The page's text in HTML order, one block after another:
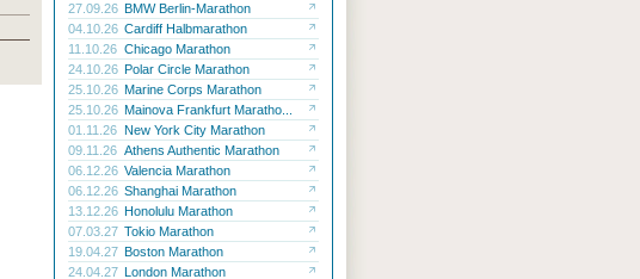
27.09.26 BMW Berlin-Marathon
04.10.26 Cardiff Halbmarathon
11.10.26 Chicago Marathon
24.10.26 Polar Circle Marathon
25.10.26 Marine Corps Marathon
25.10.26 Mainova Frankfurt Maratho...
01.11.26 New York City Marathon
09.11.26 Athens Authentic Marathon
06.12.26 Valencia Marathon
06.12.26 Shanghai Marathon
13.12.26 Honolulu Marathon
07.03.27 Tokio Marathon
19.04.27 Boston Marathon
24.04.27 London Marathon